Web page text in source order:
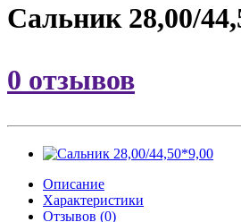
Сальник 28,00/
0 отзывов
Описание
Характеристики
Отзывов (0)